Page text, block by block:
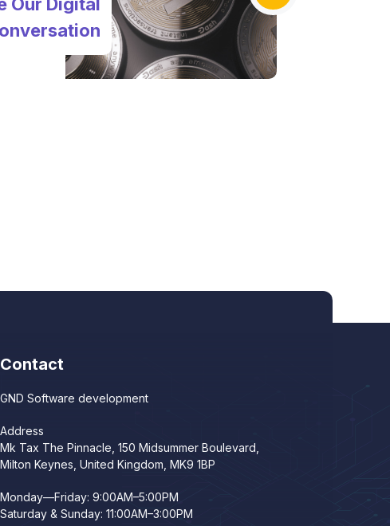
Contact
GND Software development
Address
Mk Tax The Pinnacle, 150 Midsummer Boulevard,
Milton Keynes, United Kingdom, MK9 1BP
Monday—Friday: 9:00AM–5:00PM
Saturday & Sunday: 11:00AM–3:00PM